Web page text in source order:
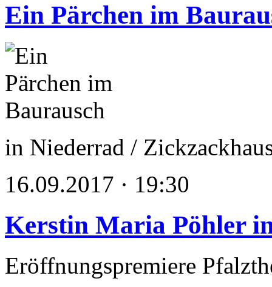
Ein Pärchen im
in Niederrad /
16.09.2017 · 19:30
Kerstin Maria Pöhler
Eröffnungspremiere